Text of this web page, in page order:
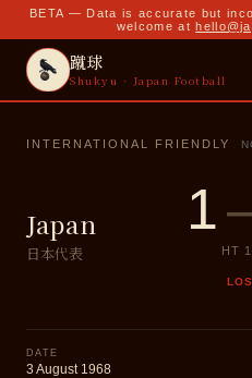
BETA — Data is accurate but
welcome at
蹴球
Shukyu · Japan Football
INTERNATIONAL FRIENDLY
Japan
日本代表
1
HT 1
DATE
3 August 1968